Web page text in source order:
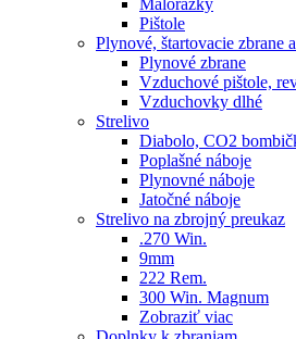
Malorážky
Pištole
Plynové, štartovacie zbrane
Plynové zbrane
Vzduchové pištole,
Vzduchovky dlhé
Strelivo
Diabolo, CO2
Poplašné náboje
Plynovné náboje
Jatočné náboje
Strelivo na zbrojný preukaz
.270 Win.
9mm
222 Rem.
300 Win. Magnum
Zobraziť viac